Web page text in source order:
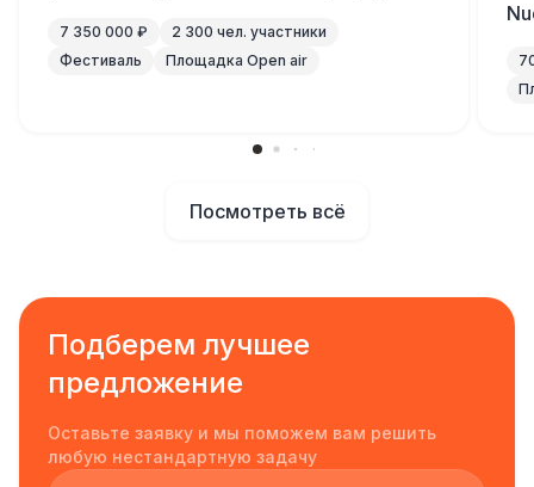
7 350 000 ₽
2 300 чел. участники
Фестиваль
Площадка Open air
Посмотреть всё
Подберем лучшее
предложение
Оставьте заявку и мы поможем вам решить
любую нестандартную задачу